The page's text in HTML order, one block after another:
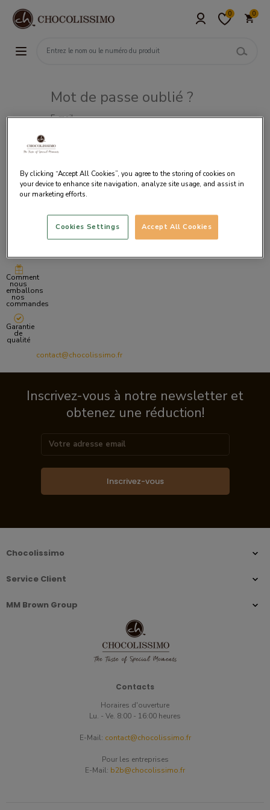
0 0
Mot de passe oublié ?
E-mail
d’achat
Comment
nous
emballons
nos
commandes
Garantie
de
qualité
contact@chocolissimo.fr
Inscrivez-vous à notre newsletter et
obtenez une réduction!
Inscrivez-vous
Chocolissimo
Service Client
MM Brown Group
Contacts
Horaires d'ouverture
Lu. - Ve. 8:00 - 16:00 heures
E-Mail: contact@chocolissimo.fr
Pour les entreprises
E-Mail: b2b@chocolissimo.fr
By clicking “Accept All Cookies”, you agree to the storing of cookies on
your device to enhance site navigation, analyze site usage, and assist in
our marketing efforts.
Accept All Cookies
Cookies Settings